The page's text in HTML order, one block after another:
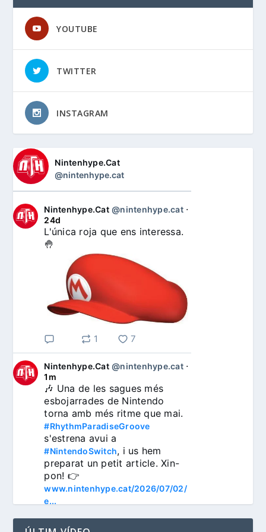
YOUTUBE
TWITTER
INSTAGRAM
Nintenhype.Cat
@nintenhype.cat
Nintenhype.Cat @nintenhype.cat⋅
24d
L'única roja que ens interessa.
🤚
1 7
Nintenhype.Cat @nintenhype.cat⋅
1m
🎶 Una de les sagues més
esbojarrades de Nintendo
#RhythmParadiseGroove
#NintendoSwitch, i us hem
preparat un petit article. Xin-
www.nintenhype.cat/2026/07/02/
e...